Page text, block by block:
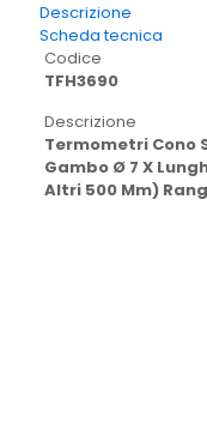
Descrizione
Scheda tecnica
Codice
TFH3690
Descrizione
Termometri Cono
Gambo Ø 7 X
Altri 500 Mm)